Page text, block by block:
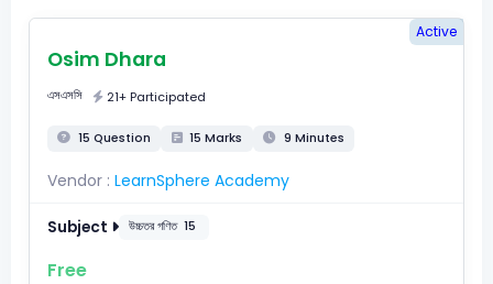
Active
Osim Dhara
এসএসসি 21+ Participated
15 Question 15 Marks 9 Minutes
Vendor : LearnSphere Academy
Subject উচ্চতর গণিত 15
Free